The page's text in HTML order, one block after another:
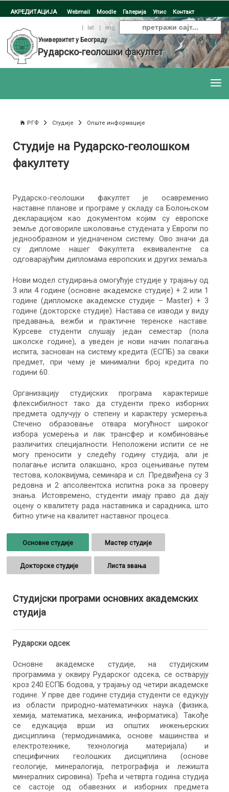
АКРЕДИТАЦИЈА Webmail Moodle Галерија Упис Контакт
| lat |
eng
Универзитет у Београду
Рударско-геолошки факултет
РГФ Студије Опште информације
Студије на Рударско-геолошком
факултету
Рударско-геолошки факултет је осавременио
наставне планове и програме у складу са Болоњском
декларацијом као документом којим су европске
земље договориле школовање студената у Европи по
једнообразном и уједначеном систему. Ово значи да
су дипломе нашег Факултета еквивалентне са
одговарајућим дипломама европских и других земаља.
Нови модел студирања омогућује студије у трајању од
3 или 4 године (основне академске студије) + 2 или 1
године (дипломске академске студије – Master) + 3
године (докторске студије). Настава се изводи у виду
предавања, вежби и практичне теренске наставе.
Курсеве студенти слушају један семестар (пола
школске године), а уведен је нови начин полагања
испита, заснован на систему кредита (ЕСПБ) за сваки
предмет, при чему је минимални број кредита по
години 60.
Организацију студијских програма карактерише
флексибилност тако да студенти преко изборних
предмета одлучују о степену и карактеру усмерења.
Стечено образовање отвара могућност широког
избора усмерења и лак трансфер и комбиновање
различитих специјалности. Неположени испити се не
могу преносити у следећу годину студија, али је
полагање испита олакшано, кроз оцењивање путем
тестова, колоквијума, семинара и сл. Предвиђена су 3
редовна и 2 апсолвентска испитна рока за проверу
знања. Истовремено, студенти имају право да дају
оцену о квалитету рада наставника и сарадника, што
битно утиче на квалитет наставног процеса.
Основне студије Мастер студије
Докторске студије Листа звања
Студијски програми основних академских
студија
Рударски одсек
Основне академске студије, на студијским
програмима у оквиру Рударског одсека, се остварују
кроз 240 ЕСПБ бодова, у трајању од четири академске
године. У прве две године студија студенти се едукују
из области природно-математичких наука (физикa,
хемијa, математикa, механикa, информатикa). Такође
се едукација врши из општих инжењерских
дисциплина (термодинамикa, основe машинства и
електротехнике, технологијa материјала) и
специфичних геолошких дисциплина (основе
геологије, минералогија, петрографија и лежишта
минералних сировина). Трећа и четврта година студија
се састоје од обавезних и изборних предмета